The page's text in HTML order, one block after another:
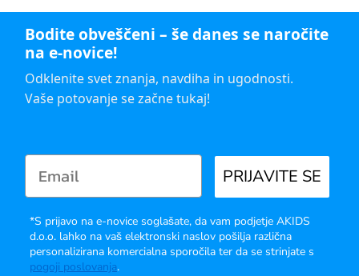
Bodite obveščeni – še danes se naročite
na e-novice!
Odklenite svet znanja, navdiha in ugodnosti.
Vaše potovanje se začne tukaj!
PRIJAVITE SE
*S prijavo na e-novice soglašate, da vam podjetje AKIDS
d.o.o. lahko na vaš elektronski naslov pošilja različna
personalizirana komercialna sporočila ter da se strinjate s
pogoji poslovanja.